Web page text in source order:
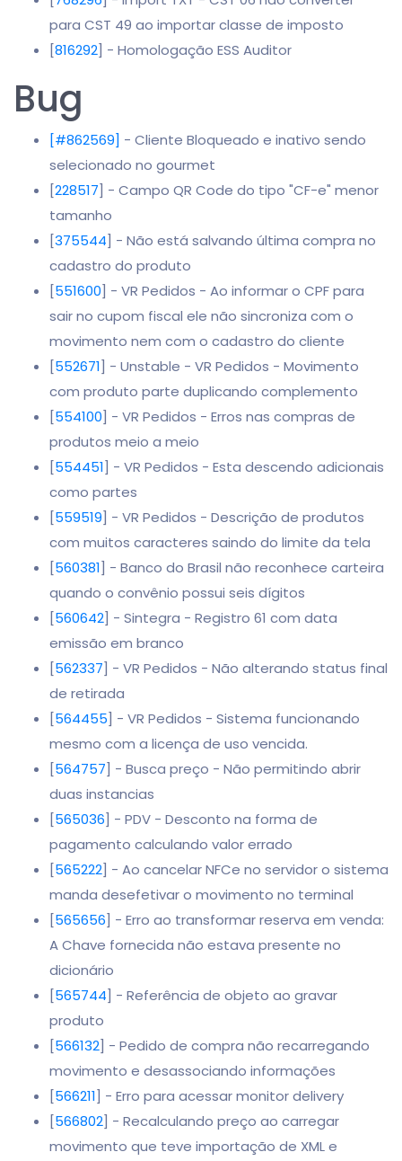
para CST 49 ao importar classe de imposto
[816292] - Homologação ESS Auditor
Bug
[#862569] - Cliente Bloqueado e inativo sendo
selecionado no gourmet
[228517] - Campo QR Code do tipo "CF-e" menor
tamanho
[375544] - Não está salvando última compra no
cadastro do produto
[551600] - VR Pedidos - Ao informar o CPF para
sair no cupom fiscal ele não sincroniza com o
movimento nem com o cadastro do cliente
[552671] - Unstable - VR Pedidos - Movimento
com produto parte duplicando complemento
[554100] - VR Pedidos - Erros nas compras de
produtos meio a meio
[554451] - VR Pedidos - Esta descendo adicionais
como partes
[559519] - VR Pedidos - Descrição de produtos
com muitos caracteres saindo do limite da tela
[560381] - Banco do Brasil não reconhece carteira
quando o convênio possui seis dígitos
[560642] - Sintegra - Registro 61 com data
emissão em branco
[562337] - VR Pedidos - Não alterando status final
de retirada
[564455] - VR Pedidos - Sistema funcionando
mesmo com a licença de uso vencida.
[564757] - Busca preço - Não permitindo abrir
duas instancias
[565036] - PDV - Desconto na forma de
pagamento calculando valor errado
[565222] - Ao cancelar NFCe no servidor o sistema
manda desefetivar o movimento no terminal
[565656] - Erro ao transformar reserva em venda:
A Chave fornecida não estava presente no
dicionário
[565744] - Referência de objeto ao gravar
produto
[566132] - Pedido de compra não recarregando
movimento e desassociando informações
[566211] - Erro para acessar monitor delivery
[566802] - Recalculando preço ao carregar
movimento que teve importação de XML e